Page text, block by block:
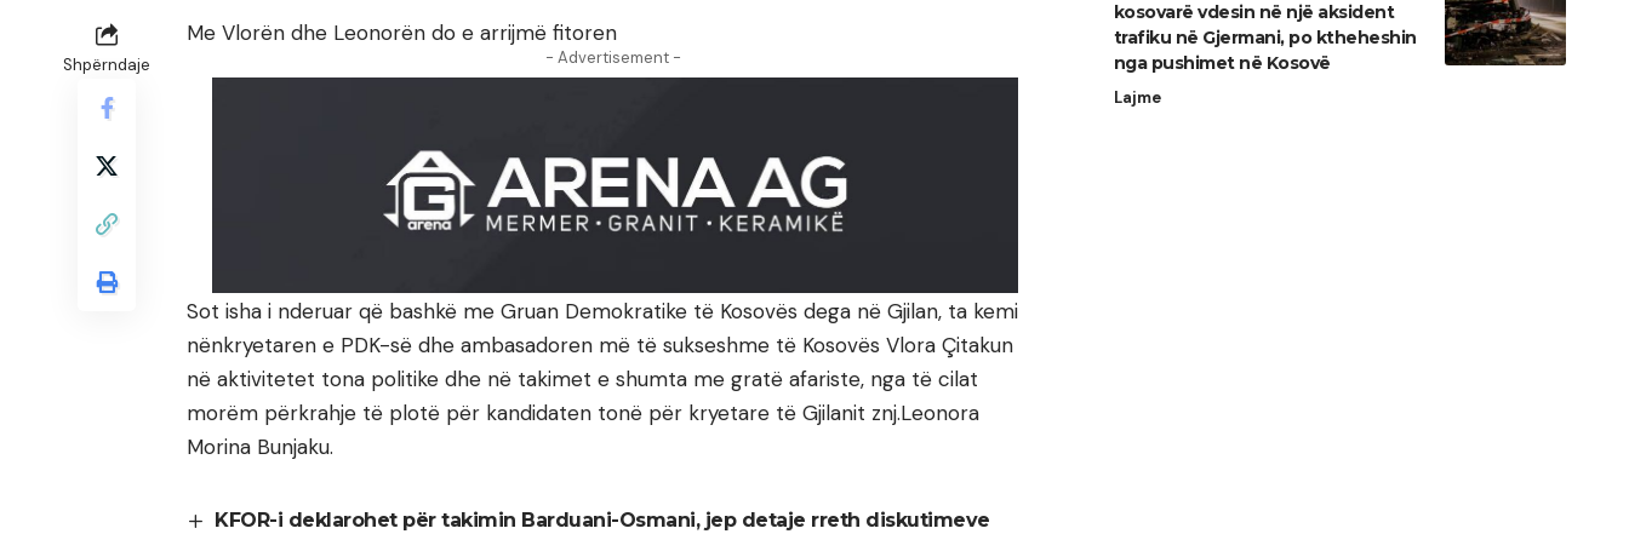
Shpërndaje
Me Vlorën dhe Leonorën do e arrijmë fitoren
- Advertisement -
Sot isha i nderuar që bashkë me Gruan Demokratike të Kosovës dega në Gjilan, ta kemi
nënkryetaren e PDK-së dhe ambasadoren më të sukseshme të Kosovës Vlora Çitakun
në aktivitetet tona politike dhe në takimet e shumta me gratë afariste, nga të cilat
morëm përkrahje të plotë për kandidaten tonë për kryetare të Gjilanit znj.Leonora
Morina Bunjaku.
KFOR-i deklarohet për takimin Barduani-Osmani, jep detaje rreth diskutimeve
kosovarë vdesin në një aksident
trafiku në Gjermani, po ktheheshin
nga pushimet në Kosovë
Lajme